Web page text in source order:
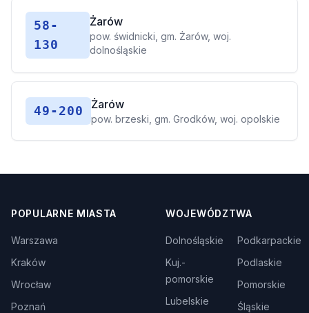
58-
130
Żarów
pow. świdnicki, gm. Żarów, woj.
dolnośląskie
49-200 Żarów
pow. brzeski, gm. Grodków, woj. opolskie
POPULARNE MIASTA
Warszawa
Kraków
Wrocław
Poznań
WOJEWÓDZTWA
Dolnośląskie
Kuj.-
pomorskie
Lubelskie
Podkarpackie
Podlaskie
Pomorskie
Śląskie